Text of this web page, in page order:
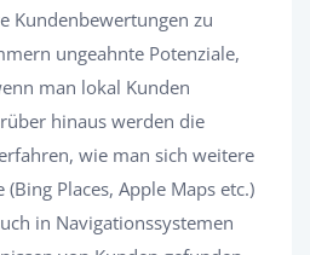
Kundenbewertungen zu
ungeahnte Potenziale,
man lokal Kunden
hinaus werden die
wie man sich weitere
Places, Apple Maps etc.)
in Navigationssystemen